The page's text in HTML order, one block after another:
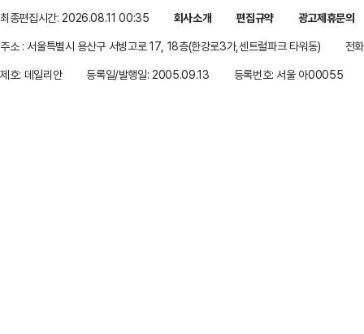
최종편집시간: 2026.08.11 00:35 회사소개 편집규약
광고제휴문의
주소 : 서울특별시 용산구 서빙고로 17, 18층(한강로3가,센트럴파크 타워동)
전
제호: 데일리안
등록일/발행일: 2005.09.13 등록번호: 서울 아00055